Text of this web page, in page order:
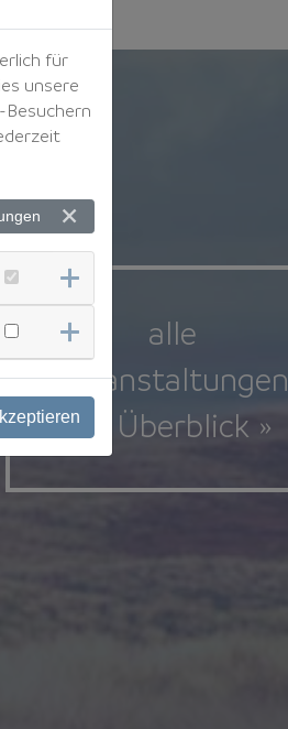
alle
Veranstaltungen
im Überblick »
für
unsere